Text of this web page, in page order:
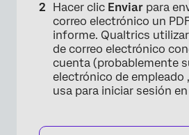
Hacer clic Enviar para
correo electrónico un
informe. Qualtrics
de correo electrónico
cuenta (probablemente
electrónico de empleado
usa para iniciar sesión